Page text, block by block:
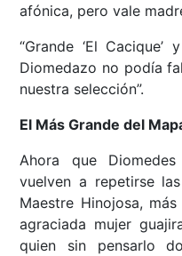
afónica, pero vale
“Grande ‘El
Diomedazo no podía
nuestra selección”.
El Más Grande del
Ahora que
vuelven a repetirse
Maestre Hinojosa, más
agraciada mujer
quien sin pensarlo